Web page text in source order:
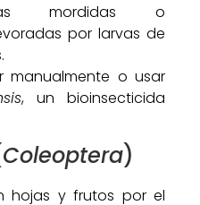
mordidas o
por larvas de
manualmente o usar
, un bioinsecticida
Coleoptera)
hojas y frutos por el